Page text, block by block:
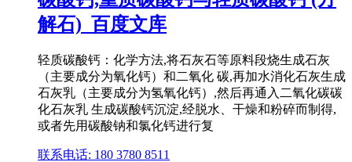
解石)_百度文库
轻质碳酸钙：化学方法,将石灰石等原料段烧生成石灰
（主要成分为氧化钙）和二氧化 碳,再加水消化石灰生成
石灰乳（主要成分为氢氧化钙）,然后再通入二氧化碳碳
化石灰乳 生成碳酸钙沉淀,经脱水、干燥和粉碎而制得,
或者先用碳酸钠和氯化钙进行复
联系电话: 180 3780 8511